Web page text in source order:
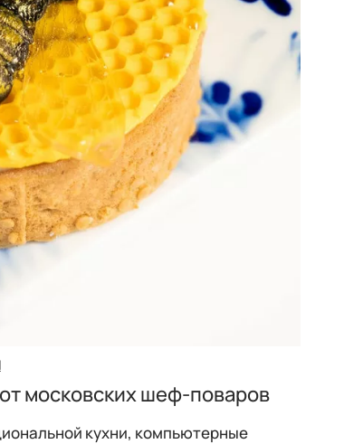
московских шеф-поваров
кухни, компьютерные